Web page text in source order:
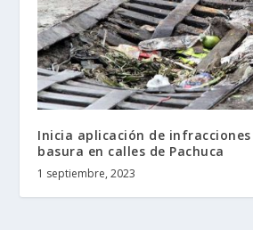
Inicia aplicación de
basura en calles de Pachuca
1 septiembre, 2023